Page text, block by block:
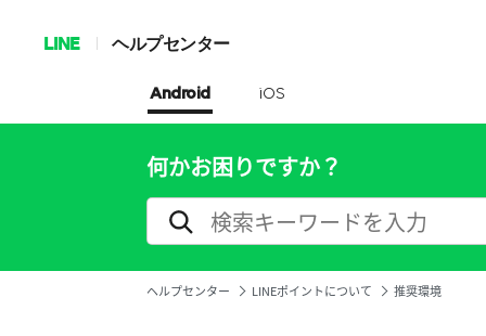
LINE ヘルプセンター
Android iOS
何かお困りですか？
ヘルプセンター LINEポイントについて 推奨環境